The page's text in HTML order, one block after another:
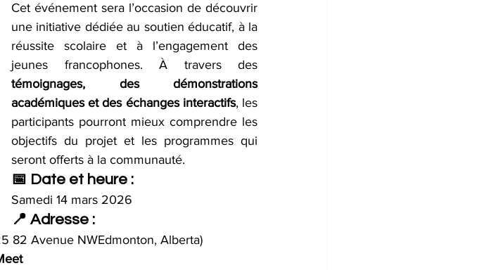
Cet événement sera l’occasion de découvrir
une initiative dédiée au soutien éducatif, à la
réussite scolaire et à l’engagement des
témoignages, des démonstrations
académiques et des échanges interactifs, les
participants pourront mieux comprendre les
objectifs du projet et les programmes qui
seront offerts à la communauté.
📅 Date et heure :
Samedi 14 mars 2026
📍 Adresse :
82 Avenue NWEdmonton, Alberta)